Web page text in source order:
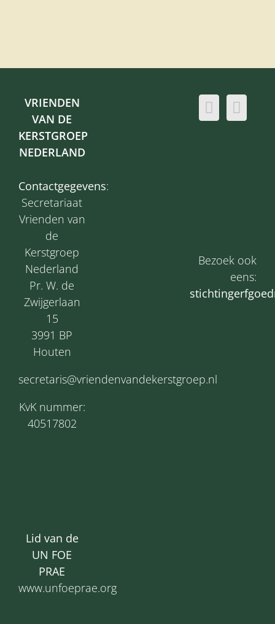
VRIENDEN
VAN DE
KERSTGROEP
NEDERLAND
Contactgegevens:
Secretariaat
Vrienden van
de
Kerstgroep
Nederland
Pr. W. de
Zwijgerlaan
15
3991 BP
Houten
secretaris@vriendenvandekerstgroep.nl
KvK nummer:
40517802
Lid van de
UN FOE
PRAE
www.unfoeprae.org
Bezoek ook
eens:
s